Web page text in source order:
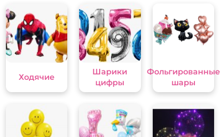
Ходячие
Шарики
цифры
Фольгированные
шары